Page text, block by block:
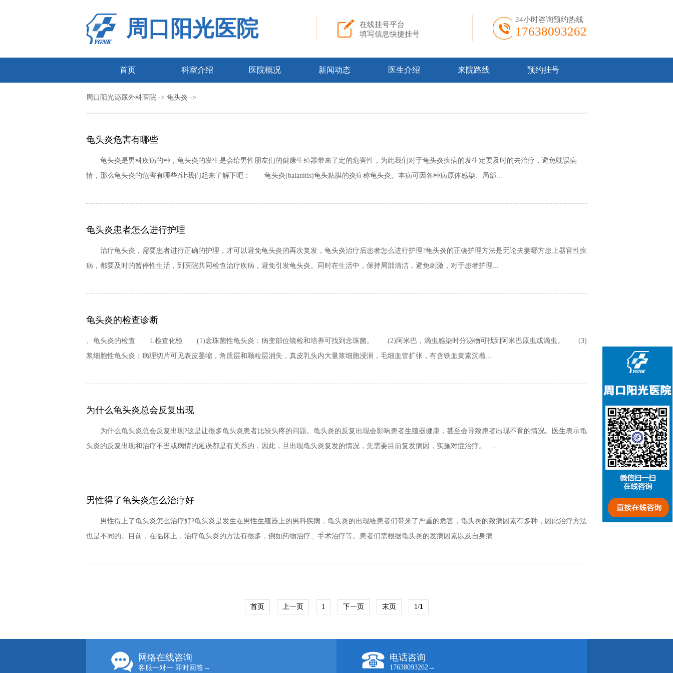
周口阳光医院
在线挂号平台
填写信息快捷挂号
24小时咨询预约热线
17638093262
首页 科室介绍 医院概况 新闻动态 医生介绍 来院路线 预约挂号
周口阳光泌尿外科医院 -> 龟头炎 ->
龟头炎危害有哪些
龟头炎是男科疾病的种，龟头炎的发生是会给男性朋友们的健康生殖器带来了定的危害性，为此我们对于龟头炎疾病的发生定要及时的去治疗，避免耽误病
情，那么龟头炎的危害有哪些?让我们起来了解下吧： 龟头炎(balanitis)龟头粘膜的炎症称龟头炎。本病可因各种病原体感染、局部...
龟头炎患者怎么进行护理
治疗龟头炎，需要患者进行正确的护理，才可以避免龟头炎的再次复发，龟头炎治疗后患者怎么进行护理?龟头炎的正确护理方法是无论夫妻哪方患上器官性疾
病，都要及时的暂停性生活，到医院共同检查治疗疾病，避免引发龟头炎。同时在生活中，保持局部清洁，避免刺激，对于患者护理...
龟头炎的检查诊断
、龟头炎的检查 1.检查化验 (1)念珠菌性龟头炎：病变部位镜检和培养可找到念珠菌。 (2)阿米巴，滴虫感染时分泌物可找到阿米巴原虫或滴虫。 (3)
浆细胞性龟头炎：病理切片可见表皮萎缩，角质层和颗粒层消失，真皮乳头内大量浆细胞浸润，毛细血管扩张，有含铁血黄素沉着...
为什么龟头炎总会反复出现
为什么龟头炎总会反复出现?这是让很多龟头炎患者比较头疼的问题。龟头炎的反复出现会影响患者生殖器健康，甚至会导致患者出现不育的情况。医生表示龟
头炎的反复出现和治疗不当或病情的延误都是有关系的，因此，旦出现龟头炎复发的情况，先需要目前复发病因，实施对症治疗。 ...
男性得了龟头炎怎么治疗好
男性得上了龟头炎怎么治疗好?龟头炎是发生在男性生殖器上的男科疾病，龟头炎的出现给患者们带来了严重的危害，龟头炎的致病因素有多种，因此治疗方法
也是不同的。目前，在临床上，治疗龟头炎的方法有很多，例如药物治疗、手术治疗等。患者们需根据龟头炎的发病因素以及自身病...
首页 上一页 1 下一页 末页 1/1
网络在线咨询
客服一对一 即时回答→
电话咨询
17638093262→